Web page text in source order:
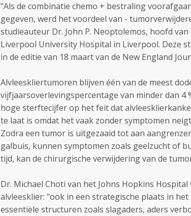
"Als de combinatie chemo + bestraling
gegeven, werd het voordeel van -
studieauteur Dr. John P. Neoptolemos, hoofd
Liverpool University Hospital in Liverpool. Deze
in de editie van 18 maart van de New England
Alvleeskliertumoren blijven één van de meest
vijfjaarsoverlevingspercentage van minder dan 4
hoge sterftecijfer op het feit dat
te laat is omdat het vaak zonder symptomen
Zodra een tumor is uitgezaaid tot aan
galbuis, kunnen symptomen zoals geelzucht of
tijd, kan de chirurgische verwijdering van de
Dr. Michael Choti van het Johns Hopkins
alvleesklier: "ook in een strategische plaats in
essentiële structuren zoals slagaders, aders